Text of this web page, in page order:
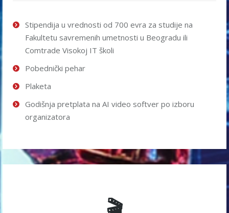
Stipendija u vrednosti od 700 evra za studije na
Fakultetu savremenih umetnosti u Beogradu ili
Comtrade Visokoj IT školi
Pobednički pehar
Plaketa
Godišnja pretplata na AI video softver po izboru
organizatora